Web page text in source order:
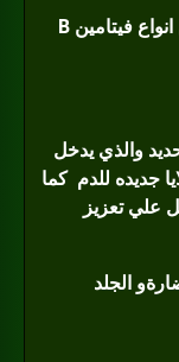
عل حمض الفوليك كنوع من انواع فيتامين B
والذي يدخل
جديده للدم كما
علي تعزيز
الجلد